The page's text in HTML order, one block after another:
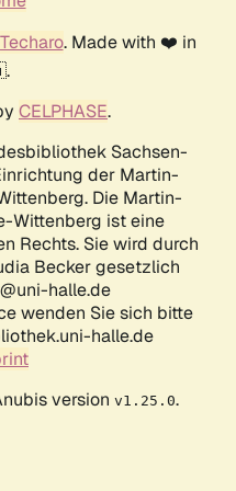
Techaro. Made with ❤️ in
CELPHASE.
Sachsen-
der Martin-
Die Martin-
Wittenberg ist eine
Rechts. Sie wird durch
Becker gesetzlich
halle.de
wenden Sie sich bitte
halle.de
version v1.25.0.